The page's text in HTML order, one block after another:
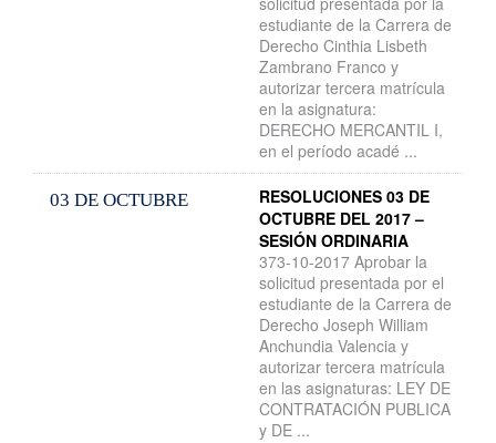
estudiante de la Carrera de
Derecho Cinthia Lisbeth
Zambrano Franco y
autorizar tercera matrícula
en la asignatura:
DERECHO MERCANTIL I,
en el período acadé ...
03 DE OCTUBRE
RESOLUCIONES 03 DE
OCTUBRE DEL 2017 –
SESIÓN ORDINARIA
373-10-2017 Aprobar la
solicitud presentada por el
estudiante de la Carrera de
Derecho Joseph William
Anchundia Valencia y
autorizar tercera matrícula
en las asignaturas: LEY DE
CONTRATACIÓN PUBLICA
y DE ...